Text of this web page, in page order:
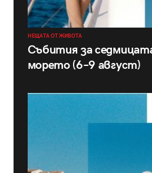
НЕЩАТА ОТ ЖИВОТА
Събития за
морето (6–9 август)